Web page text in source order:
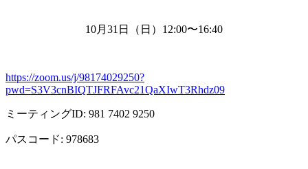
10月 31 日（日） 12:00〜16:40
https://zoom.us/j/98174029250?
pwd=S3V3cnBIQTJFRFAvc21QaXIwT3Rhdz09
ミーティングID: 981 7402 9250
パスコード: 978683